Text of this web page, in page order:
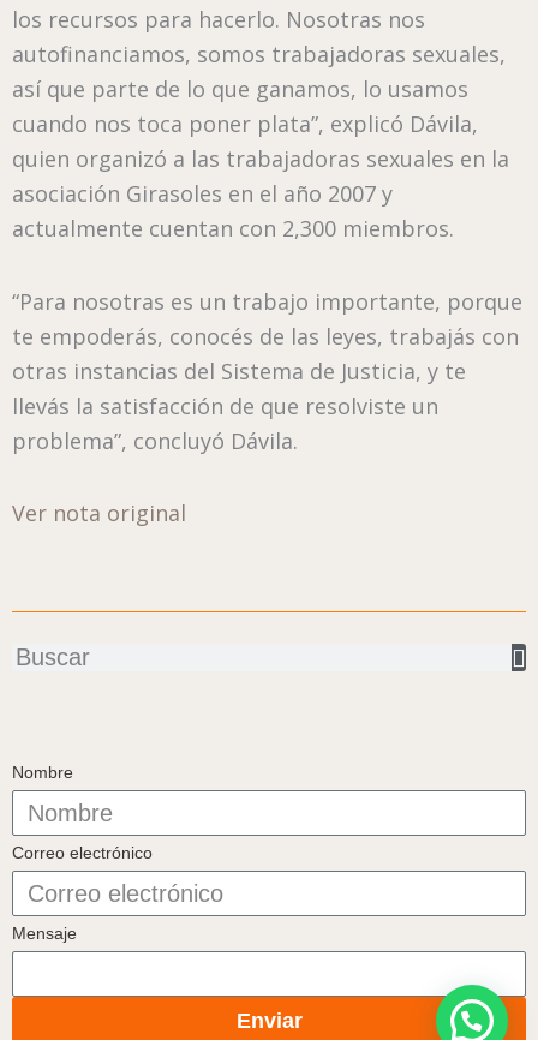
los recursos para hacerlo. Nosotras nos
autofinanciamos, somos trabajadoras sexuales,
así que parte de lo que ganamos, lo usamos
cuando nos toca poner plata”, explicó Dávila,
quien organizó a las trabajadoras sexuales en la
asociación Girasoles en el año 2007 y
actualmente cuentan con 2,300 miembros.
“Para nosotras es un trabajo importante, porque
te empoderás, conocés de las leyes, trabajás con
otras instancias del Sistema de Justicia, y te
llevás la satisfacción de que resolviste un
problema”, concluyó Dávila.
Ver nota original
Buscar
Nombre
Correo electrónico
Mensaje
Enviar